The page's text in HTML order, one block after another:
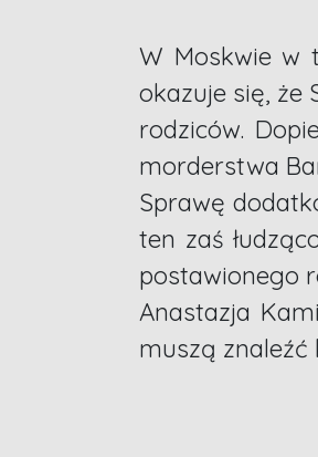
W Moskwie w
okazuje się, że
rodziców.
morderstwa
Sprawę
ten zaś
postawionego
Anastazja
muszą znaleźć